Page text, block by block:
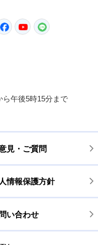
TwitterFacebook
YouTube
ら午後5時15分まで
見・ご質問
情報保護方針
い合わせ